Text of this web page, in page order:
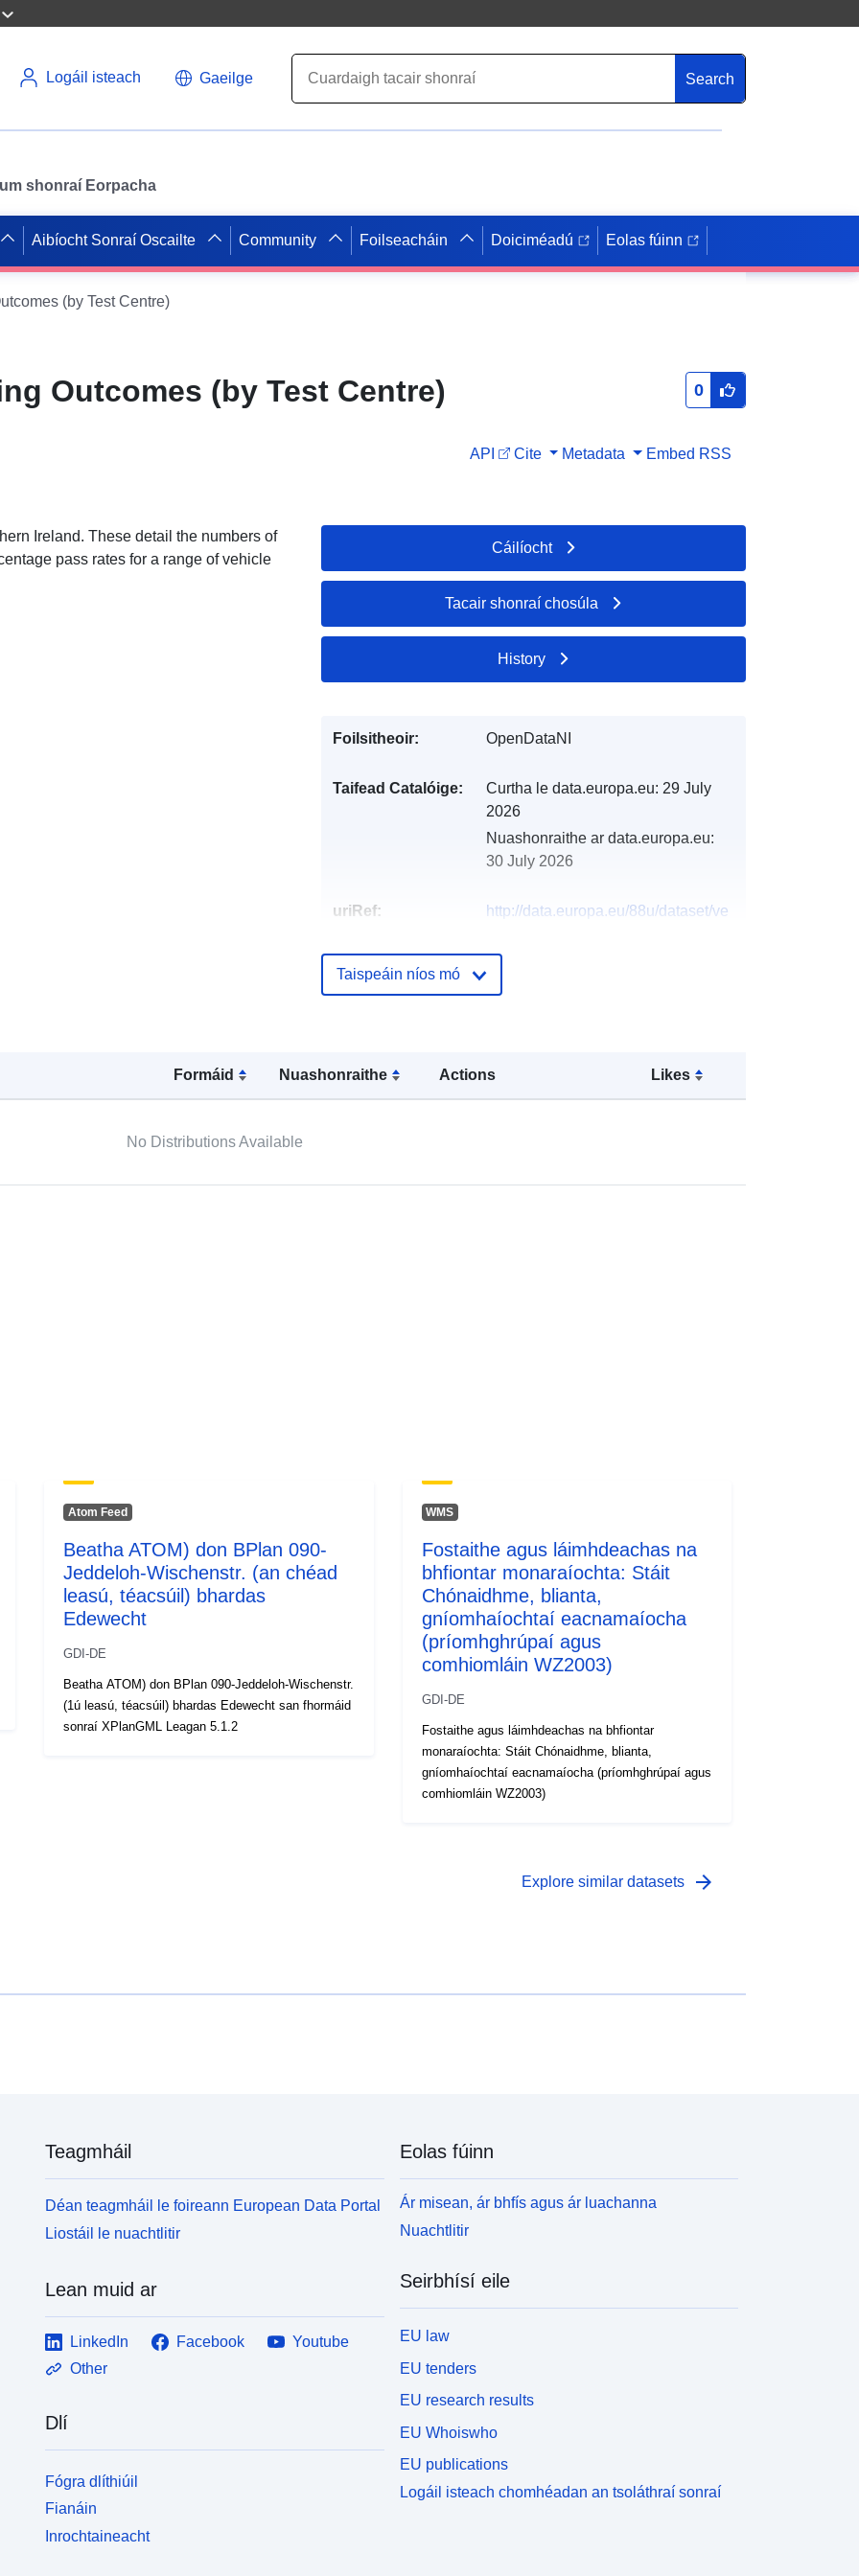
Logáil isteach Gaeilge Search
shonraí Eorpacha
Aibíocht Sonraí Oscailte Community Foilseacháin Doiciméadú Eolas fúinn
(by Test Centre)
Outcomes (by Test Centre) 0
API Cite Metadata Embed RSS
Ireland. These detail the numbers of
pass rates for a range of vehicle
Formáid Nuashonraithe Actions Likes
No Distributions Available
Cáilíocht
Tacair shonraí chosúla
History
Foilsitheoir: OpenDataNI
Taifead Catalóige: Curtha le data.europa.eu: 29 July
2026
Nuashonraithe ar data.europa.eu:
30 July 2026
uriRef:
http://data.europa.eu/88u/dataset/ve
centre
Taispeáin níos mó
Atom Feed
Beatha ATOM) don BPlan 090-
Jeddeloh-Wischenstr. (an chéad
leasú, téacsúil) bhardas
Edewecht
GDI-DE
Beatha ATOM) don BPlan 090-Jeddeloh-Wischenstr.
(1ú leasú, téacsúil) bhardas Edewecht san fhormáid
sonraí XPlanGML Leagan 5.1.2
WMS
Fostaithe agus láimhdeachas na
bhfiontar monaraíochta: Stáit
Chónaidhme, blianta,
gníomhaíochtaí eacnamaíocha
(príomhghrúpaí agus
comhiomláin WZ2003)
GDI-DE
Fostaithe agus láimhdeachas na bhfiontar
monaraíochta: Stáit Chónaidhme, blianta,
gníomhaíochtaí eacnamaíocha (príomhghrúpaí agus
comhiomláin WZ2003)
Explore similar datasets arrow_forward
Teagmháil
Déan teagmháil le foireann European Data Portal
Liostáil le nuachtlitir
Lean muid ar
LinkedIn Facebook
Youtube
Other
Dlí
Fógra dlíthiúil
Fianáin
Inrochtaineacht
Eolas fúinn
Ár misean, ár bhfís agus ár luachanna
Nuachtlitir
Seirbhísí eile
EU law
EU tenders
EU research results
EU Whoiswho
EU publications
Logáil isteach chomhéadan an tsoláthraí sonraí